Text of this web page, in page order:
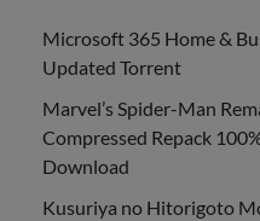
Microsoft 365 Home &
Updated Torrent
Marvel’s Spider-Man
Compressed Repack
Download
Kusuriya no Hitorigoto